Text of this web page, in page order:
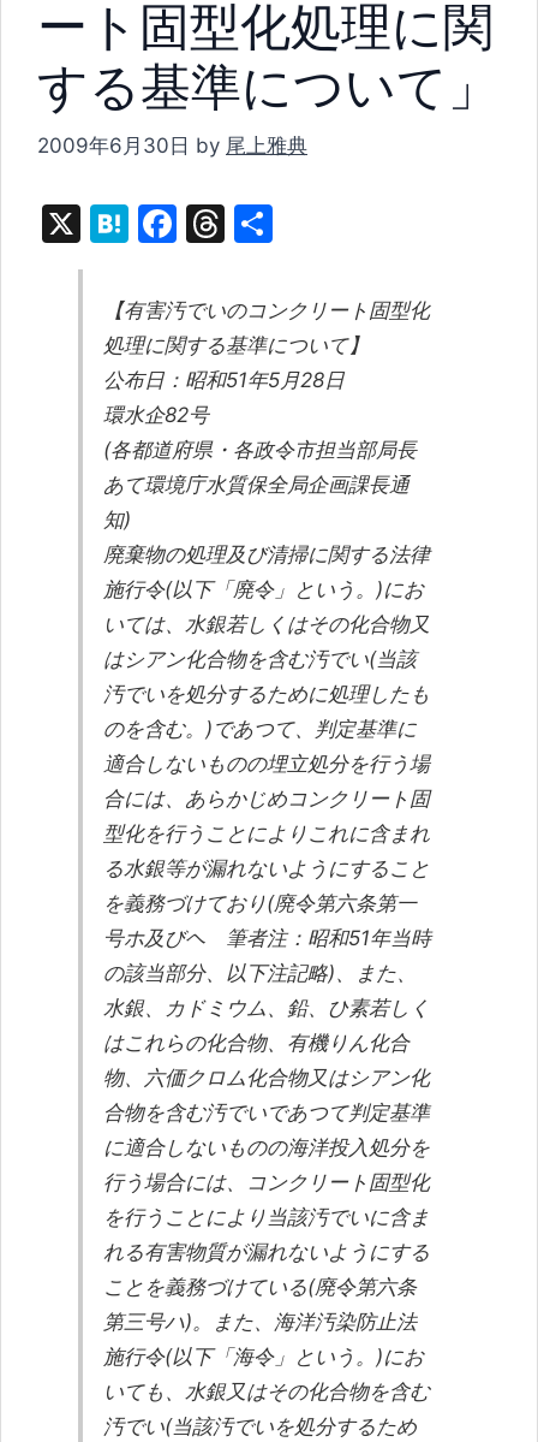
ート固型化処理に関
する基準について」
2009年6月30日 by 尾上雅典
X
H
e
n
a
F
c
e
b
o
o
k
T
e
a
d
【有害汚でいのコンクリート固型化
処理に関する基準について】
公布日：昭和51年5月28日
環水企82号
(各都道府県・各政令市担当部局長
あて環境庁水質保全局企画課長通
知)
廃棄物の処理及び清掃に関する法律
施行令(以下「廃令」という。)にお
いては、水銀若しくはその化合物又
はシアン化合物を含む汚でい(当該
汚でいを処分するために処理したも
のを含む。)であつて、判定基準に
適合しないものの埋立処分を行う場
合には、あらかじめコンクリート固
型化を行うことによりこれに含まれ
る水銀等が漏れないようにすること
を義務づけており(廃令第六条第一
号ホ及びヘ 筆者注：昭和51年当時
の該当部分、以下注記略)、また、
水銀、カドミウム、鉛、ひ素若しく
はこれらの化合物、有機りん化合
物、六価クロム化合物又はシアン化
合物を含む汚でいであつて判定基準
に適合しないものの海洋投入処分を
行う場合には、コンクリート固型化
を行うことにより当該汚でいに含ま
れる有害物質が漏れないようにする
ことを義務づけている(廃令第六条
第三号ハ)。また、海洋汚染防止法
施行令(以下「海令」という。)にお
いても、水銀又はその化合物を含む
汚でい(当該汚でいを処分するため